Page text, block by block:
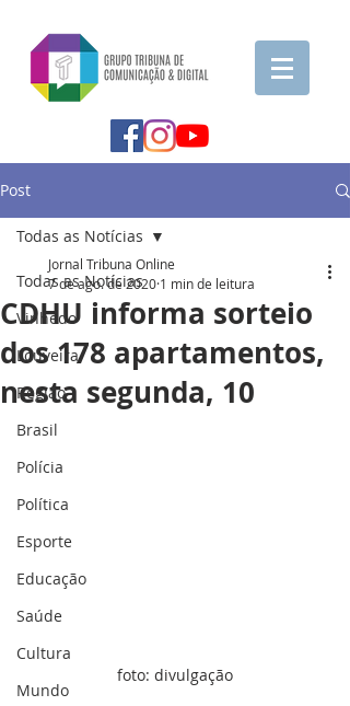
Post
Todas as Notícias
Vinhedo
Louveira
Região
Brasil
Polícia
Política
Esporte
Educação
Saúde
Cultura
Mundo
Todas as Notícias
CDHU informa sorteio
dos 178 apartamentos,
nesta segunda, 10
Jornal Tribuna Online
7 de ago. de 2020 1 min de leitura
foto: divulgação